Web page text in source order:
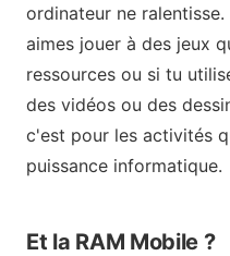
ordinateur ne
aimes jouer à des jeux
ressources ou si tu
des vidéos ou des
c'est pour les activités
puissance informatique.
Et la RAM Mobile ?